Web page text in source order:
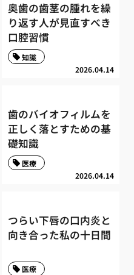
奥歯の歯茎の腫れを繰
り返す人が見直すべき
口腔習慣
2026.04.14
知識
歯のバイオフィルムを
正しく落とすための基
礎知識
2026.04.14
医療
つらい下唇の口内炎と
向き合った私の十日間
医療